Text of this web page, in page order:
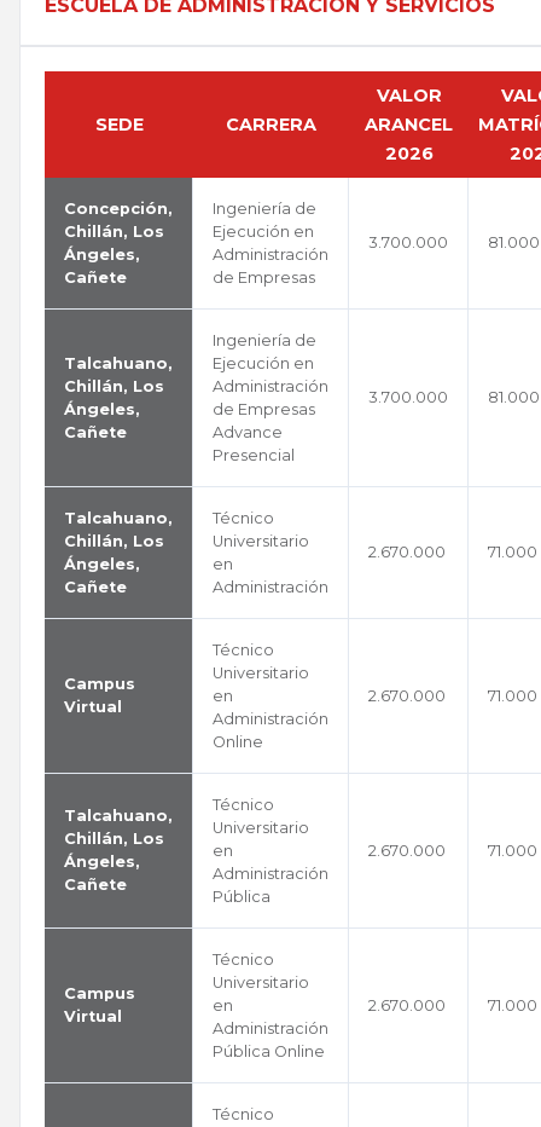
ESCUELA DE ADMINISTRACIÓN Y SERVICIOS
SEDE CARRERA
VALOR
ARANCEL
2026
Concepción,
Chillán, Los
Ángeles,
Cañete
Ingeniería de
Ejecución en
Administración
de Empresas
3.700.000 81.000
Talcahuano,
Chillán, Los
Ángeles,
Cañete
Ingeniería de
Ejecución en
Administración
de Empresas
Advance
Presencial
3.700.000 81.000
Talcahuano,
Chillán, Los
Ángeles,
Cañete
Técnico
Universitario
en
Administración
2.670.000 71.000
Campus
Virtual
Técnico
Universitario
en
Administración
Online
2.670.000 71.000
Talcahuano,
Chillán, Los
Ángeles,
Cañete
Técnico
Universitario
en
Administración
Pública
2.670.000 71.000
Campus
Virtual
Técnico
Universitario
en
Administración
Pública Online
2.670.000 71.000
Técnico